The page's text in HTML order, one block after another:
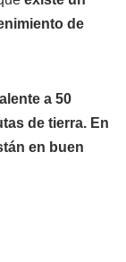
de
a 50
de tierra. En
en buen